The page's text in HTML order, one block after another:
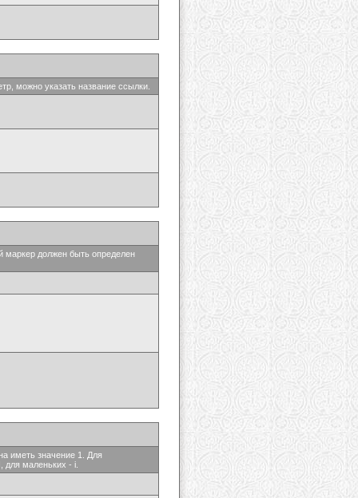
можно указать название ссылки.
маркер должен быть определен
иметь значение 1. Для
маленьких - i.